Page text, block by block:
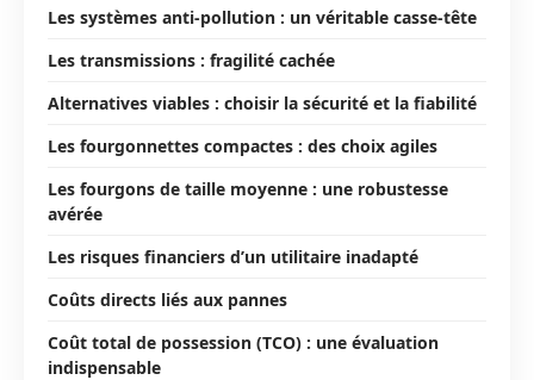
Les systèmes anti-pollution : un véritable casse-tête
Les transmissions : fragilité cachée
Alternatives viables : choisir la sécurité et la fiabilité
Les fourgonnettes compactes : des choix agiles
Les fourgons de taille moyenne : une robustesse
avérée
Les risques financiers d’un utilitaire inadapté
Coûts directs liés aux pannes
Coût total de possession (TCO) : une évaluation
indispensable